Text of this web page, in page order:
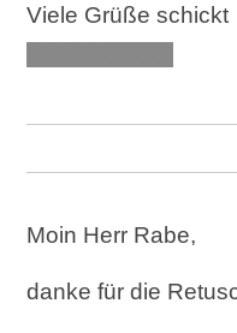
Viele Grüße schickt
Moin Herr Rabe,
danke für die